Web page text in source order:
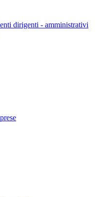
dirigenti - amministrativi